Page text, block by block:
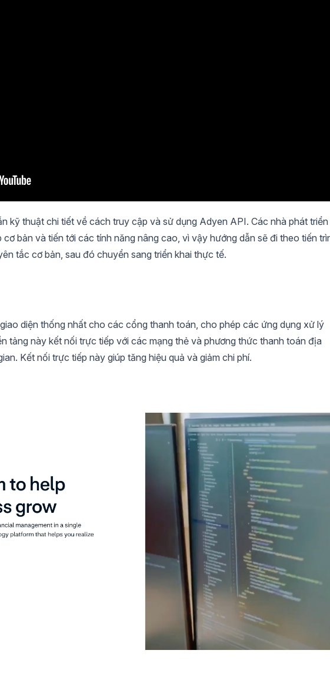
kỹ thuật chi tiết về cách truy cập và sử dụng Adyen API. Các nhà phát triển
bản và tiến tới các tính năng nâng cao, vì vậy hướng dẫn sẽ đi theo tiến
tắc cơ bản, sau đó chuyển sang triển khai thực tế.
diện thống nhất cho các cổng thanh toán, cho phép các ứng dụng xử lý
tảng này kết nối trực tiếp với các mạng thẻ và phương thức thanh toán địa
Kết nối trực tiếp này giúp tăng hiệu quả và giảm chi phí.